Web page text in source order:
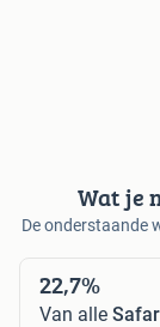
Wat je
De onderstaande
22,7%
Van alle